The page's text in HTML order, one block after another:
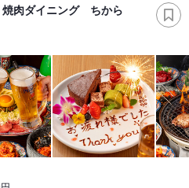
肉ダイニング ちから